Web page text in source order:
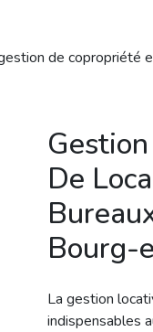
de copropriété
Gestion
De
Bourg-
La gestion
indispensables